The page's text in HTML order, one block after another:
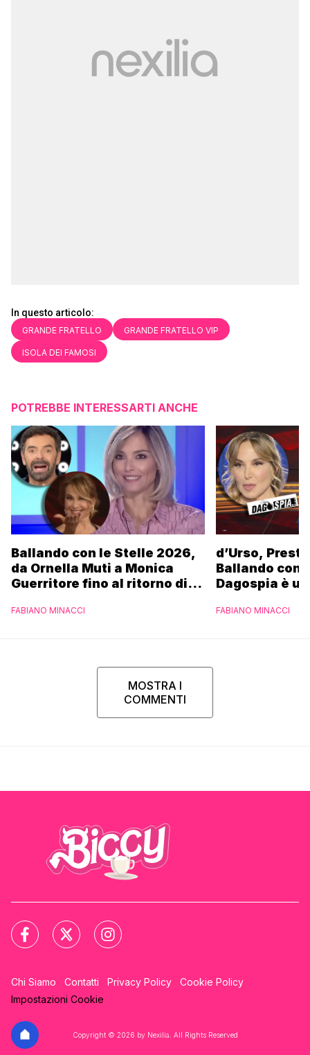
In questo articolo:
GRANDE FRATELLO GRANDE FRATELLO VIP
ISOLA DEI FAMOSI
POTREBBE INTERESSARTI ANCHE
Ballando con le Stelle 2026,
da Ornella Muti a Monica
Guerritore fino al ritorno di
l’esclusiva di Gabriele
FABIANO MINACCI
d’Urso,
Ballando con
Dagospia è
FABIANO MINACCI
MOSTRA I
COMMENTI
Chi Siamo Contatti Privacy Policy
Cookie Policy
Impostazioni Cookie
Copyright © 2026 by Nexilia. All Rights Reserved